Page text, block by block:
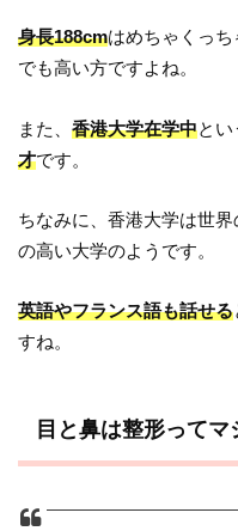
身長188cmはめちゃくっ
でも高い方ですよね。
また、香港大学在学中と
才です。
ちなみに、香港大学は世
の高い大学のようです。
英語やフランス語も話せる
すね。
目と鼻は整形ってマ